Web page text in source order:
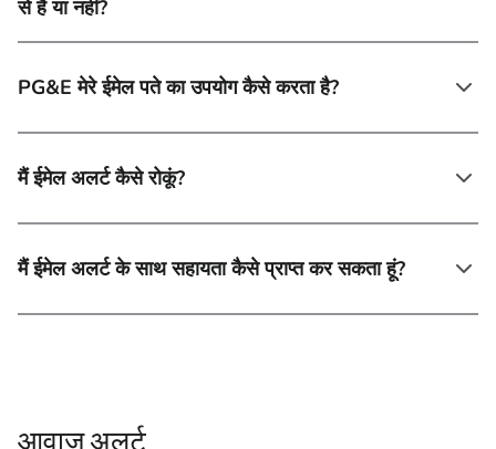
से है या नहीं?
PG&E मेरे ईमेल पते का उपयोग कैसे करता है?
मैं ईमेल अलर्ट कैसे रोकूं?
मैं ईमेल अलर्ट के साथ सहायता कैसे प्राप्त कर सकता हूं?
आवाज अलर्ट